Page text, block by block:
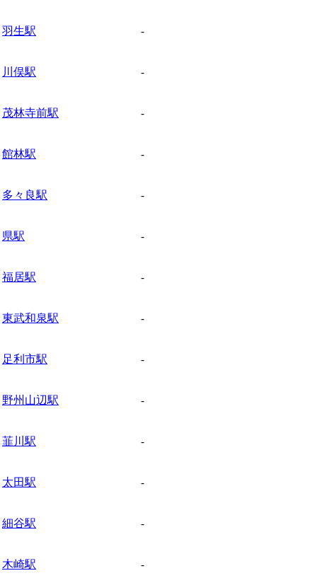
羽生駅 -
川俣駅 -
茂林寺前駅 -
館林駅 -
多々良駅 -
県駅 -
福居駅 -
東武和泉駅 -
足利市駅 -
野州山辺駅 -
韮川駅 -
太田駅 -
細谷駅 -
木崎駅 -